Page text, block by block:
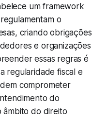
um framework
o
criando obrigações
e organizações
essas regras é
regularidade fiscal e
comprometer
do
âmbito do direito